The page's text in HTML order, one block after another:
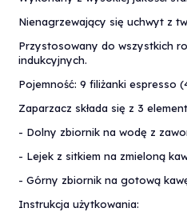
Nienagrzewający się uchwyt z
Przystosowany do wszystkich
indukcyjnych.
Pojemność: 9 filiżanki espresso
Zaparzacz składa się z 3
- Dolny zbiornik na wodę z
- Lejek z sitkiem na zmieloną
- Górny zbiornik na gotową
Instrukcja użytkowania: